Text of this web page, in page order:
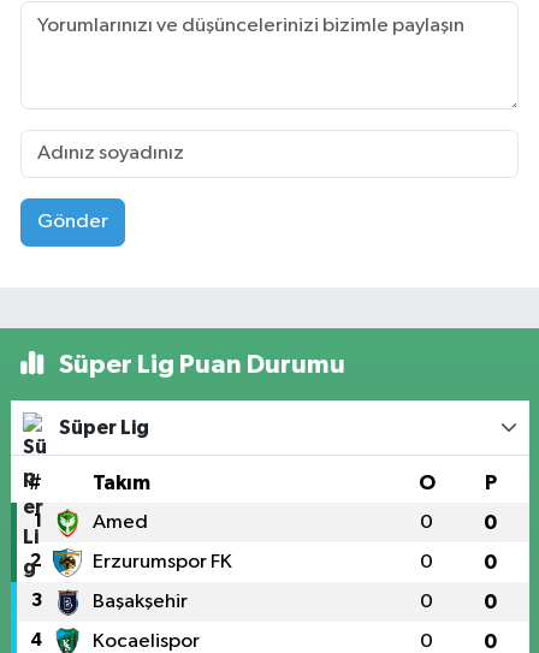
Gönder
Süper Lig Puan Durumu
Süper Lig
# Takım O P
1 Amed 0 0
2 Erzurumspor FK 0 0
3 Başakşehir 0 0
4 Kocaelispor 0 0